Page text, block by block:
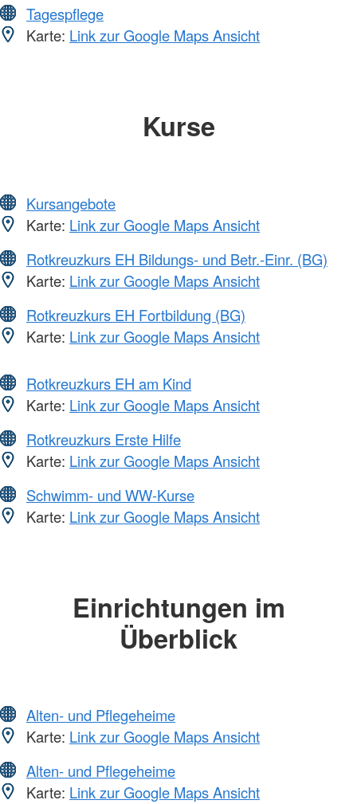
Tagespflege
Karte: Link zur Google Maps Ansicht
Kurse
Kursangebote
Karte: Link zur Google Maps Ansicht
Rotkreuzkurs EH Bildungs- und Betr.-Einr. (BG)
Karte: Link zur Google Maps Ansicht
Rotkreuzkurs EH Fortbildung (BG)
Karte: Link zur Google Maps Ansicht
Rotkreuzkurs EH am Kind
Karte: Link zur Google Maps Ansicht
Rotkreuzkurs Erste Hilfe
Karte: Link zur Google Maps Ansicht
Schwimm- und WW-Kurse
Karte: Link zur Google Maps Ansicht
Einrichtungen im
Überblick
Alten- und Pflegeheime
Karte: Link zur Google Maps Ansicht
Alten- und Pflegeheime
Karte: Link zur Google Maps Ansicht